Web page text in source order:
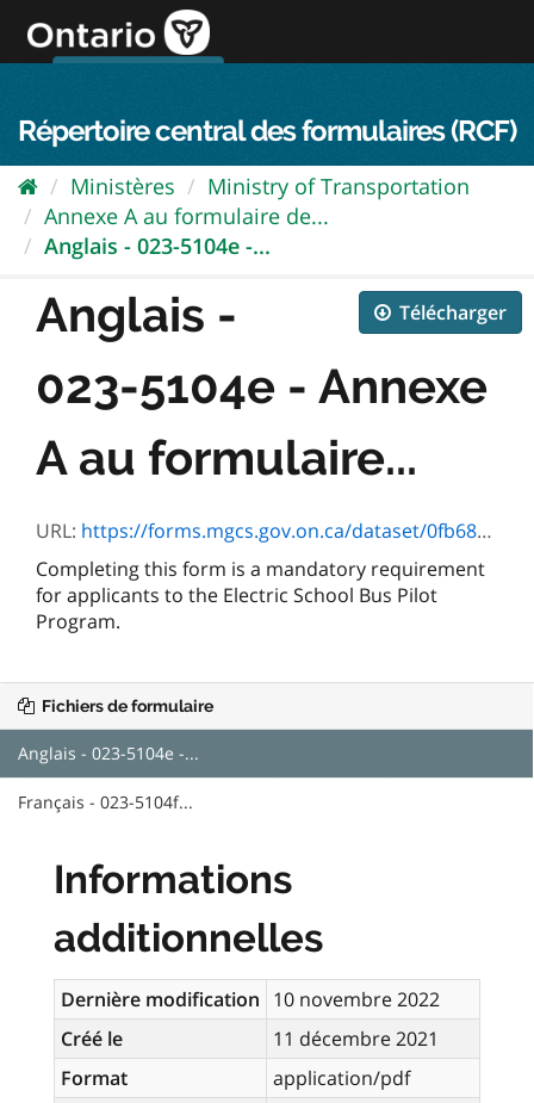
directement
au
Répertoire central des formulaires (RCF)
Ministères
Ministry of Transportation
Annexe A au formulaire de...
Anglais - 023-5104e -...
Télécharger
Anglais -
023-5104e - Annexe
A au formulaire...
URL: https://forms.mgcs.gov.on.ca/dataset/0fb68bef-b90a-475c-a86e-17c3c78ec695/resource/a463f06d-ae92-4f43-a968-5fb7f6709cae/download/5104e.pdf
Completing this form is a mandatory requirement
for applicants to the Electric School Bus Pilot
Program.
Fichiers de formulaire
Anglais - 023-5104e -...
Français - 023-5104f...
Informations
additionnelles
Dernière modification 10 novembre 2022
Créé le
11 décembre 2021
Format
application/pdf